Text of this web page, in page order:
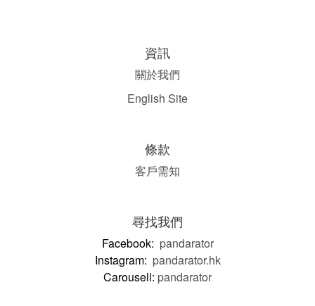
資訊
關於我們
English Site
條款
客戶需知
尋找我們
Facebook: pandarator
Instagram: pandarator.hk
Carousell: pandarator